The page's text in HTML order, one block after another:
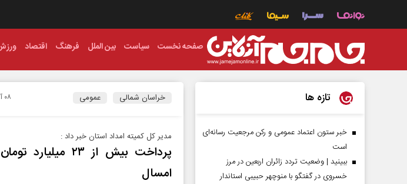
صفحه نخست سیاست بین الملل فرهنگ اقتصاد
خراسان شمالی عمومی ۰۸ آبان ۱۴۰۳ - ۱۶:۴۹
مدیر کل کمیته امداد استان خبر داد :
پرداخت بیش از
امسال
تازه ها
خبر ستون اعتماد عمومی و رکن مرجعیت رسانه‌ای
است
ببینید | وضعیت تردد زائران اربعین در مرز
خسروی در گفتگو با منوچهر حبیبی استاندار